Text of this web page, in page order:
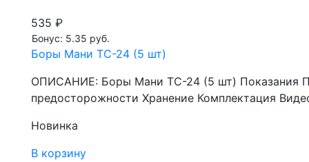
535 ₽
Бонус: 5.35 руб.
Боры Мани TC-24 (5 шт)
ОПИСАНИЕ: Боры Мани TC-24 (5 шт) Показания
предосторожности Хранение Комплектация
Новинка
В корзину